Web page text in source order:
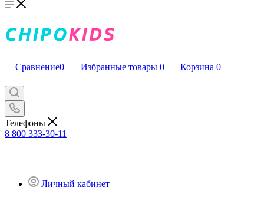
Сравнение0 Избранные товары 0 Корзина 0
Телефоны
8 800 333-30-11
Личный кабинет